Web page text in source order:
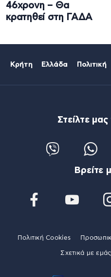
46χρονη – Θα
κρατηθεί στη ΓΑΔΑ
Κρήτη Ελλάδα Πολιτική
Στείλτε
Βρείτε
Πολιτική Cookies
Σχετικά με εμάς